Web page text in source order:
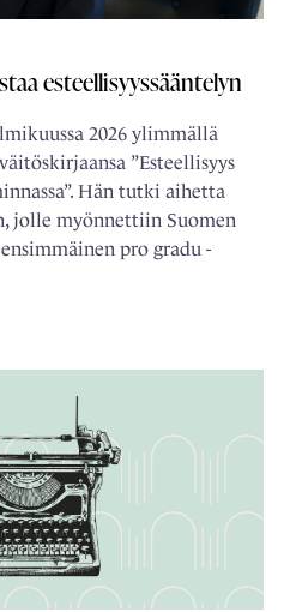
esteellisyyssääntelyn
2026 ylimmällä
”Esteellisyys
Hän tutki aihetta
jolle myönnettiin Suomen
pro gradu -